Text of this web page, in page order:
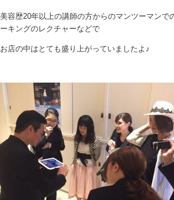
美容歴20年以上の講師の方からのマンツーマンで
ーキングのレクチャーなどで
お店の中はとても盛り上がっていましたよ♪